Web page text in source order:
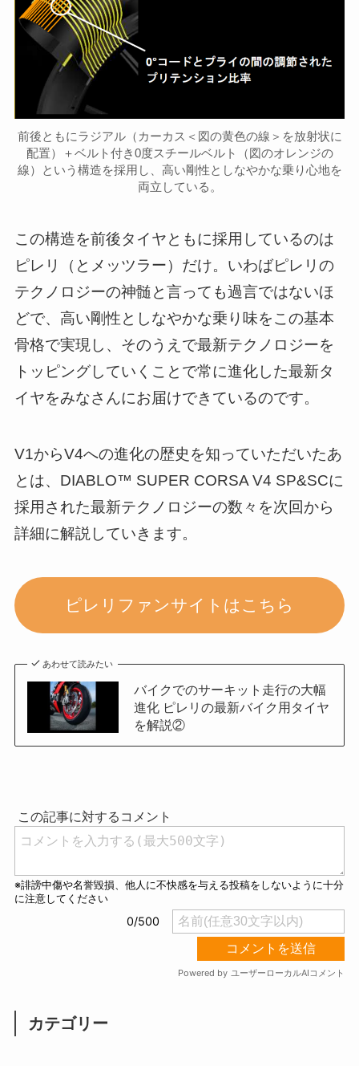
前後ともにラジアル（カーカス＜図の黄色の線＞を放射状に
配置）＋ベルト付き0度スチールベルト（図のオレンジの
線）という構造を採用し、高い剛性としなやかな乗り心地を
両立している。
この構造を前後タイヤともに採用しているのは
ピレリ（とメッツラー）だけ。いわばピレリの
テクノロジーの神髄と言っても過言ではないほ
どで、高い剛性としなやかな乗り味をこの基本
骨格で実現し、そのうえで最新テクノロジーを
トッピングしていくことで常に進化した最新タ
イヤをみなさんにお届けできているのです。
V1からV4への進化の歴史を知っていただいたあ
とは、DIABLO™ SUPER CORSA V4 SP&SCに
採用された最新テクノロジーの数々を次回から
詳細に解説していきます。
ピレリファンサイトはこちら
あわせて読みたい
バイクでのサーキット走行の大幅
進化 ピレリの最新バイク用タイヤ
を解説②
カテゴリー